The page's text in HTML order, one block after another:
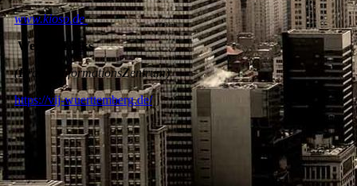
www.kioso.de
Weitere Links
(F rauen nformationsZentrum)
https://vij-wuerttemberg.de/